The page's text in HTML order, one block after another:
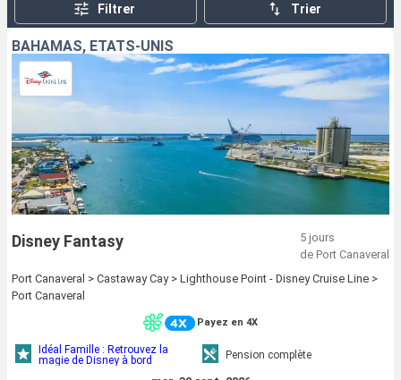
Filtrer Trier
BAHAMAS, ÉTATS-UNIS
Disney Fantasy
5 jours
de Port Canaveral
Port Canaveral > Castaway Cay > Lighthouse Point - Disney Cruise Line >
Port Canaveral
Payez en 4X
Idéal Famille : Retrouvez la
magie de Disney à bord
Pension complète